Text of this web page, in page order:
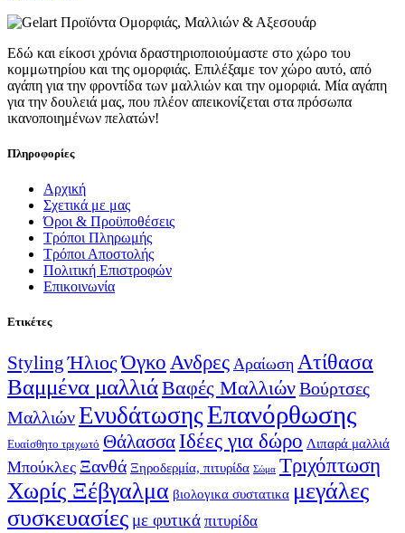
Εδώ και είκοσι χρόνια δραστηριοποιούμαστε στο χώρο του
κομμωτηρίου και της ομορφιάς. Επιλέξαμε τον χώρο αυτό, από
αγάπη για την φροντίδα των μαλλιών και την ομορφιά. Μία αγάπη
για την δουλειά μας, που πλέον απεικονίζεται στα πρόσωπα
ικανοποιημένων πελατών!
Πληροφορίες
Αρχική
Σχετικά με μας
Όροι & Προϋποθέσεις
Τρόποι Πληρωμής
Τρόποι Αποστολής
Πολιτική Επιστροφών
Επικοινωνία
Ετικέτες
Styling Ήλιος ΌγκοΑνδρες Αραίωση Ατίθασα
Βαμμένα μαλλιάΒαφές ΜαλλιώνΒούρτσες
ΜαλλιώνΕνυδάτωσηςΕπανόρθωσης
Ευαίσθητο τριχωτό ΘάλασσαΙδέες για δώρο Λιπαρά μαλλιά
Μπούκλες Ξανθά Ξηροδερμία, πιτυρίδα Σώμα Τριχόπτωση
Χωρίς Ξέβγαλμα βιολογικα συστατικα μεγάλες
συσκευασίες με φυτικά πιτυρίδα